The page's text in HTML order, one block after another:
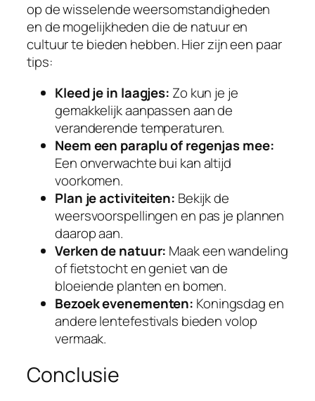
op de wisselende weersomstandigheden
en de mogelijkheden die de natuur en
cultuur te bieden hebben. Hier zijn een paar
tips:
Kleed je in laagjes: Zo kun je je
gemakkelijk aanpassen aan de
veranderende temperaturen.
Neem een paraplu of regenjas mee:
Een onverwachte bui kan altijd
voorkomen.
Plan je activiteiten: Bekijk de
weersvoorspellingen en pas je plannen
daarop aan.
Verken de natuur: Maak een wandeling
of fietstocht en geniet van de
bloeiende planten en bomen.
Bezoek evenementen: Koningsdag en
andere lentefestivals bieden volop
vermaak.
Conclusie